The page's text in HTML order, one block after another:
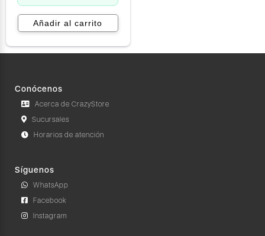
Añadir al carrito
Conócenos
Acerca de CrazyStore
Sucursales
Horarios de atención
Síguenos
WhatsApp
Facebook
Instagram